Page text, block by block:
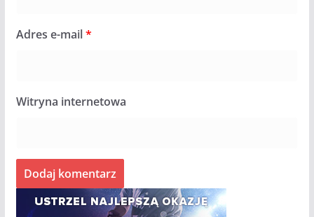
Adres e-mail*
Witryna internetowa